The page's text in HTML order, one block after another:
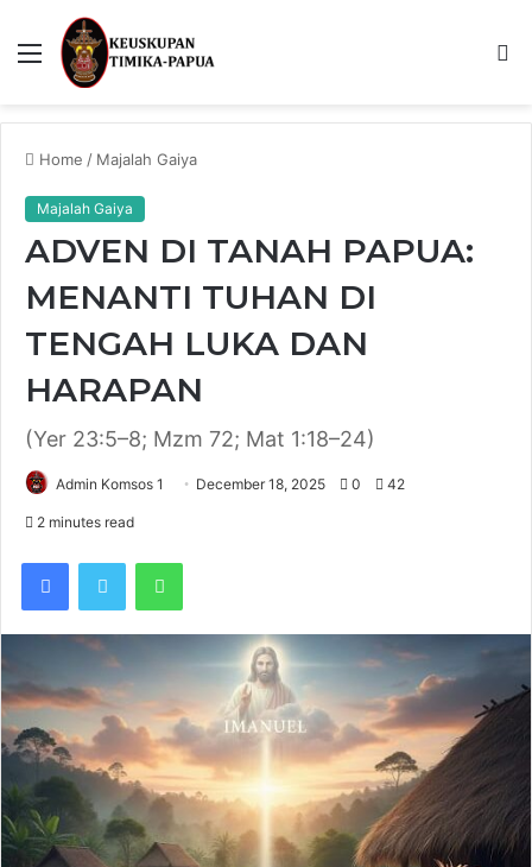
Menu
Home / Majalah Gaiya
Majalah Gaiya
ADVEN DI TANAH PAPUA:
MENANTI TUHAN DI
TENGAH LUKA DAN
HARAPAN
(Yer 23:5–8; Mzm 72; Mat 1:18–24)
Admin Komsos 1 December 18, 2025 0 42
2 minutes read